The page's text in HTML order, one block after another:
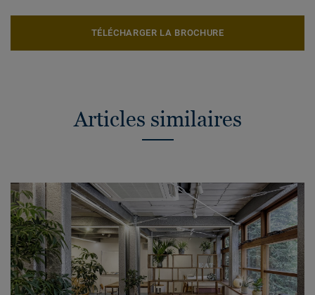
TÉLÉCHARGER LA BROCHURE
Articles similaires